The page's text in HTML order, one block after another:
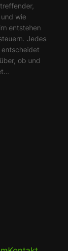
wie
entstehen
Jedes
ob und